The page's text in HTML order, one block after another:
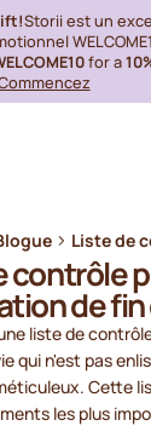
Storii est un
for a
contrôle
de fin
liste de
qui n'est pas
Cette
les plus